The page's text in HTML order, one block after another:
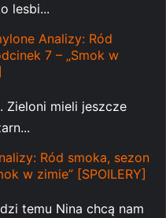
lesbi...
Analizy: Ród
7 – „Smok w
Zieloni mieli jeszcze
Ród smoka, sezon
w zimie” [SPOILERY]
temu Nina chcą nam